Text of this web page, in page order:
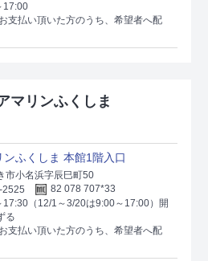
17:00
支払い頂いた方のうち、希望者へ配
マリンふくしま
ンふくしま 本館1階入口
市小名浜字辰巳町50
2525
82 078 707*33
17:30（12/1～3/20は9:00～17:00）開
る
支払い頂いた方のうち、希望者へ配